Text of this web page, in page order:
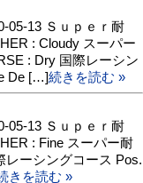
05-13 Ｓｕｐｅｒ耐
: Cloudy スーパー
: Dry 国際レーシン
De […]続きを読む »
05-13 Ｓｕｐｅｒ耐
: Fine スーパー耐
レーシングコース Pos.
きを読む »